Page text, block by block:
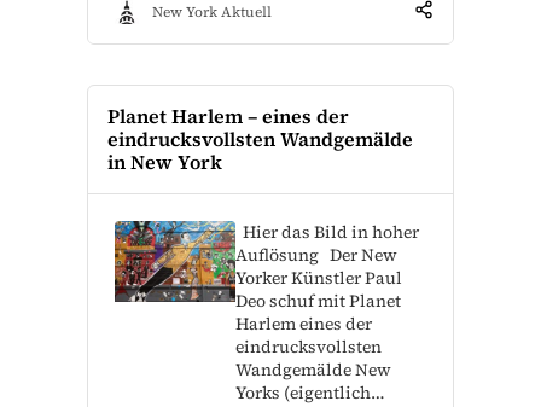
New York Aktuell
Planet Harlem – eines der
eindrucksvollsten Wandgemälde
in New York
Hier das Bild in hoher
Auflösung Der New
Yorker Künstler Paul
Deo schuf mit Planet
Harlem eines der
eindrucksvollsten
Wandgemälde New
Yorks (eigentlich…